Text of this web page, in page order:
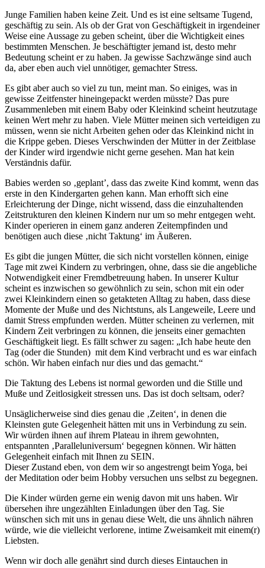
Junge Familien haben keine Zeit. Und es ist eine seltsame Tugend,
geschäftig zu sein. Als ob der Grat von Geschäftigkeit in irgendeiner
Weise eine Aussage zu geben scheint, über die Wichtigkeit eines
bestimmten Menschen. Je beschäftigter jemand ist, desto mehr
Bedeutung scheint er zu haben. Ja gewisse Sachzwänge sind auch
da, aber eben auch viel unnötiger, gemachter Stress.
Es gibt aber auch so viel zu tun, meint man. So einiges, was in
gewisse Zeitfenster hineingepackt werden müsste? Das pure
Zusammenleben mit einem Baby oder Kleinkind scheint heutzutage
keinen Wert mehr zu haben. Viele Mütter meinen sich verteidigen zu
müssen, wenn sie nicht Arbeiten gehen oder das Kleinkind nicht in
die Krippe geben. Dieses Verschwinden der Mütter in der Zeitblase
der Kinder wird irgendwie nicht gerne gesehen. Man hat kein
Verständnis dafür.
Babies werden so ‚geplant’, dass das zweite Kind kommt, wenn das
erste in den Kindergarten gehen kann. Man erhofft sich eine
Erleichterung der Dinge, nicht wissend, dass die einzuhaltenden
Zeitstrukturen den kleinen Kindern nur um so mehr entgegen weht.
Kinder operieren in einem ganz anderen Zeitempfinden und
benötigen auch diese ‚nicht Taktung‘ im Äußeren.
Es gibt die jungen Mütter, die sich nicht vorstellen können, einige
Tage mit zwei Kindern zu verbringen, ohne, dass sie die angebliche
Notwendigkeit einer Fremdbetreuung haben. In unserer Kultur
scheint es inzwischen so gewöhnlich zu sein, schon mit ein oder
zwei Kleinkindern einen so getakteten Alltag zu haben, dass diese
Momente der Muße und des Nichtstuns, als Langeweile, Leere und
damit Stress empfunden werden. Mütter scheinen zu verlernen, mit
Kindern Zeit verbringen zu können, die jenseits einer gemachten
Geschäftigkeit liegt. Es fällt schwer zu sagen: „Ich habe heute den
Tag (oder die Stunden) mit dem Kind verbracht und es war einfach
schön. Wir haben einfach nur dies und das gemacht.“
Die Taktung des Lebens ist normal geworden und die Stille und
Muße und Zeitlosigkeit stressen uns. Das ist doch seltsam, oder?
Unsäglicherweise sind dies genau die ‚Zeiten‘, in denen die
Kleinsten gute Gelegenheit hätten mit uns in Verbindung zu sein.
Wir würden ihnen auf ihrem Plateau in ihrem gewohnten,
entspannten ‚Paralleluniversum‘ begegnen können. Wir hätten
Gelegenheit einfach mit Ihnen zu SEIN.
Dieser Zustand eben, von dem wir so angestrengt beim Yoga, bei
der Meditation oder beim Hobby versuchen uns selbst zu begegnen.
Die Kinder würden gerne ein wenig davon mit uns haben. Wir
übersehen ihre ungezählten Einladungen über den Tag. Sie
wünschen sich mit uns in genau diese Welt, die uns ähnlich nähren
würde, wie die vielleicht verlorene, intime Zweisamkeit mit einem(r)
Liebsten.
Wenn wir doch alle genährt sind durch dieses Eintauchen in